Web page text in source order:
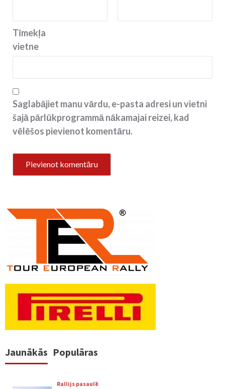
Tīmekļa
vietne
Saglabājiet manu vārdu, e-pasta adresi un vietni
šajā pārlūkprogrammā nākamajai reizei, kad
vēlēšos pievienot komentāru.
Jaunākās Populāras
Rallijs pasaulē